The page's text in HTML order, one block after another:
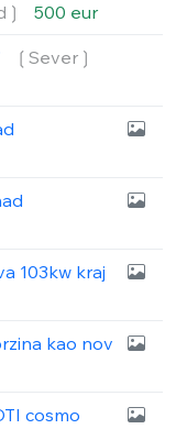
500 eur
❲Sever❳
103kw kraj
kao nov
cosmo